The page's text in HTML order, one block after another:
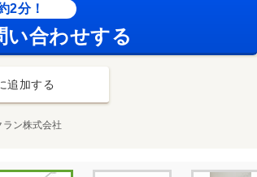
2分！
い合わせする
追加する
ラン株式会社